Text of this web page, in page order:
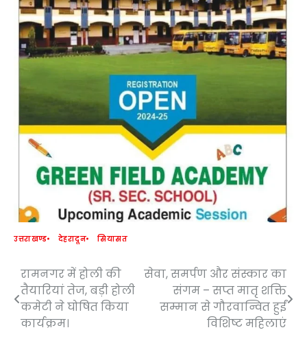
उत्तराखण्ड देहरादून सियासत
Post
navigation
रामनगर में होली की
तैयारियां तेज, बड़ी होली
कमेटी ने घोषित किया
कार्यक्रम।
सेवा, समर्पण और संस्कार का
संगम – सप्त मातृ शक्ति
सम्मान से गौरवान्वित हुईं
विशिष्ट महिलाएं